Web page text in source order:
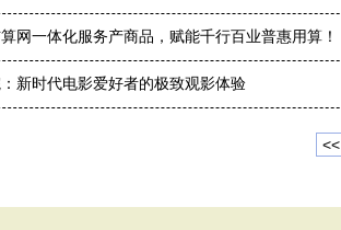
网一体化服务产商品，赋能千行百业普惠用算！
新时代电影爱好者的极致观影体验
<<